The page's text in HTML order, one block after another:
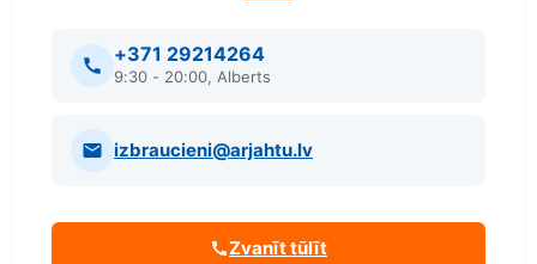
+371 29214264
9:30 - 20:00, Alberts
izbraucieni@arjahtu.lv
Zvanīt tūlīt